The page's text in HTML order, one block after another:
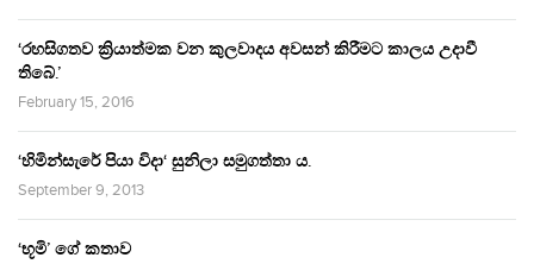
‘රහසිගතව ක්‍රියාත්මක වන කුලවාදය අවසන් කිරීමට කාලය උදාවී
තිබේ.’
February 15, 2016
‘හිමින්සැරේ පියා විදා‘ සුනිලා සමුගත්තා ය.
September 9, 2013
‘භූමි’ ගේ කතාව